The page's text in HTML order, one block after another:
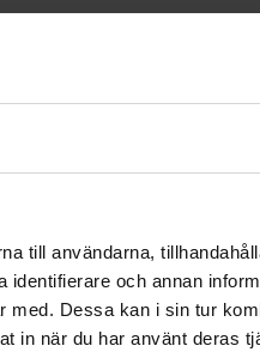
till användarna,
och annan
Dessa kan i sin tur
in när du har använt deras